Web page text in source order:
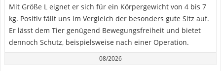
Mit Größe L eignet er sich für ein Körpergewicht von 4 bis 7
kg. Positiv fällt uns im Vergleich der besonders gute Sitz auf.
Er lässt dem Tier genügend Bewegungsfreiheit und bietet
dennoch Schutz, beispielsweise nach einer Operation.
08/2026